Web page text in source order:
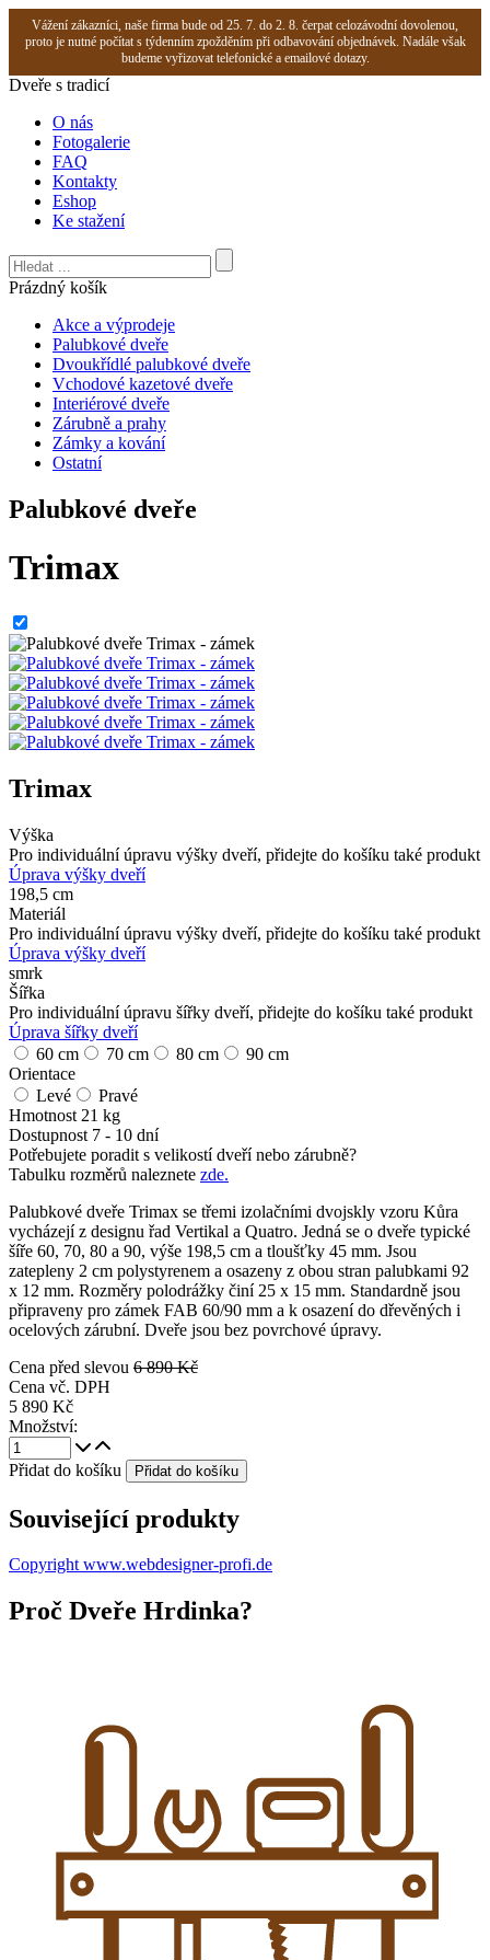
Vážení zákazníci, naše firma bude od 25. 7. do 2. 8. čerpat celozávodní dovolenou,
proto je nutné počítat s týdenním zpožděním při odbavování objednávek. Nadále však
budeme vyřizovat telefonické a emailové dotazy.
Dveře s tradicí
O nás
Fotogalerie
FAQ
Kontakty
Eshop
Ke stažení
Prázdný košík
Akce a výprodeje
Palubkové dveře
Dvoukřídlé palubkové dveře
Vchodové kazetové dveře
Interiérové dveře
Zárubně a prahy
Zámky a kování
Ostatní
Palubkové dveře
Trimax
Trimax
Výška
Pro individuální úpravu výšky dveří, přidejte do košíku také produkt
Úprava výšky dveří
198,5 cm
Materiál
Pro individuální úpravu výšky dveří, přidejte do košíku také produkt
Úprava výšky dveří
smrk
Šířka
Pro individuální úpravu šířky dveří, přidejte do košíku také produkt
Úprava šířky dveří
60 cm
70 cm 80 cm
90 cm
Orientace
Levé
Pravé
Hmotnost 21 kg
Dostupnost 7 - 10 dní
Potřebujete poradit s velikostí dveří nebo zárubně?
Tabulku rozměrů naleznete zde.
Palubkové dveře Trimax se třemi izolačními dvojskly vzoru Kůra
vycházejí z designu řad Vertikal a Quatro. Jedná se o dveře typické
šíře 60, 70, 80 a 90, výše 198,5 cm a tloušťky 45 mm. Jsou
zatepleny 2 cm polystyrenem a osazeny z obou stran palubkami 92
x 12 mm. Rozměry polodrážky činí 25 x 15 mm. Standardně jsou
připraveny pro zámek FAB 60/90 mm a k osazení do dřevěných i
ocelových zárubní. Dveře jsou bez povrchové úpravy.
Cena před slevou 6 890 Kč
Cena vč. DPH
5 890 Kč
Množství:
Přidat do košíku
Související produkty
Copyright www.webdesigner-profi.de
Proč Dveře Hrdinka?